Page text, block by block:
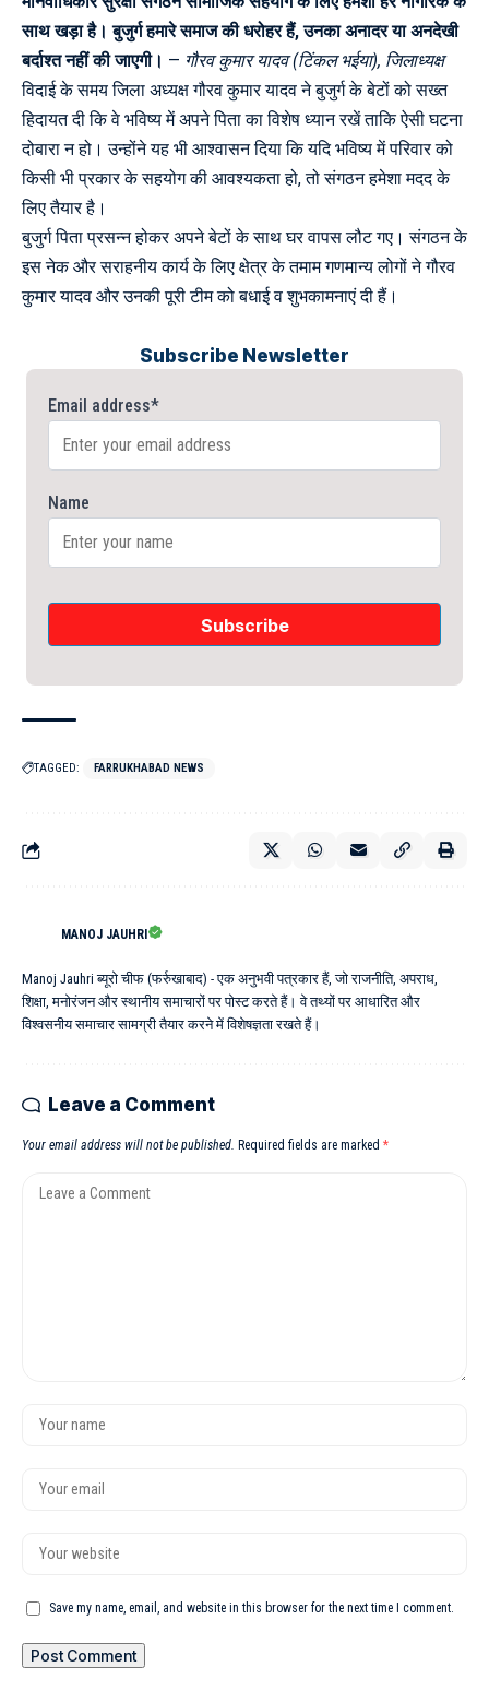
साथ खड़ा है। बुजुर्ग हमारे समाज की धरोहर हैं, उनका अनादर या अनदेखी
बर्दाश्त नहीं की जाएगी। — गौरव कुमार यादव (टिंकल भईया), जिलाध्यक्ष
विदाई के समय जिला अध्यक्ष गौरव कुमार यादव ने बुजुर्ग के बेटों को सख्त
हिदायत दी कि वे भविष्य में अपने पिता का विशेष ध्यान रखें ताकि ऐसी घटना
दोबारा न हो। उन्होंने यह भी आश्वासन दिया कि यदि भविष्य में परिवार को
किसी भी प्रकार के सहयोग की आवश्यकता हो, तो संगठन हमेशा मदद के
लिए तैयार है।
बुजुर्ग पिता प्रसन्न होकर अपने बेटों के साथ घर वापस लौट गए। संगठन के
इस नेक और सराहनीय कार्य के लिए क्षेत्र के तमाम गणमान्य लोगों ने गौरव
कुमार यादव और उनकी पूरी टीम को बधाई व शुभकामनाएं दी हैं।
Subscribe Newsletter
Email address*
Name
TAGGED: FARRUKHABAD NEWS
MANOJ JAUHRI
Manoj Jauhri ब्यूरो चीफ (फर्रुखाबाद) - एक अनुभवी पत्रकार हैं, जो राजनीति, अपराध,
शिक्षा, मनोरंजन और स्थानीय समाचारों पर पोस्ट करते हैं। वे तथ्यों पर आधारित और
विश्वसनीय समाचार सामग्री तैयार करने में विशेषज्ञता रखते हैं।
Leave a Comment
Your email address will not be published. Required fields are marked *
Save my name, email, and website in this browser for the next time I comment.